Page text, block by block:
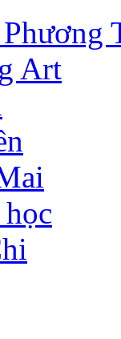
Art